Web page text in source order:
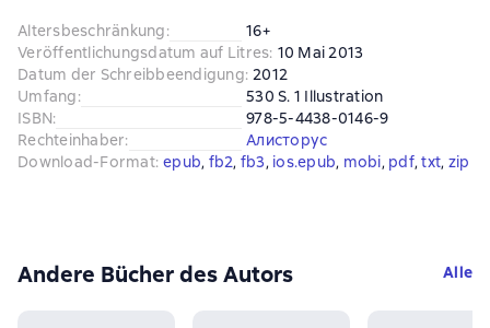
Altersbeschränkung:
16+
Veröffentlichungsdatum auf Litres: 10 Mai 2013
Datum der Schreibbeendigung: 2012
Umfang:
530 S. 1 Illustration
ISBN:
978-5-4438-0146-9
Rechteinhaber:
Алисторус
Download-Format: epub, fb2, fb3, ios.epub, mobi, pdf, txt, zip
Andere Bücher des Autors Alle